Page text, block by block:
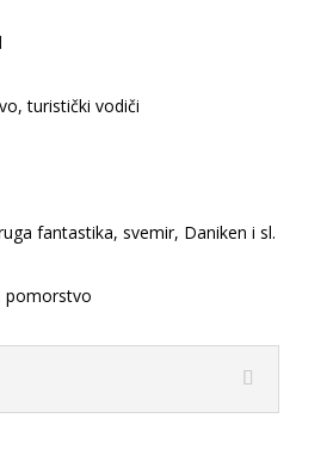
turistički vodiči
fantastika, svemir, Daniken i sl.
pomorstvo